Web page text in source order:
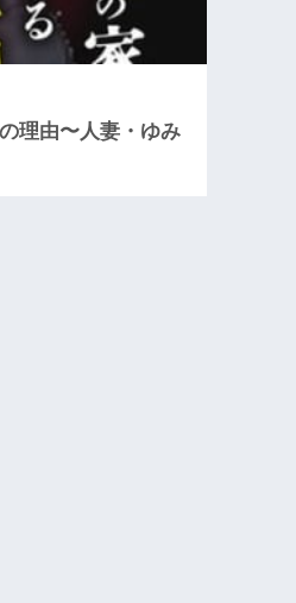
理由〜人妻・ゆみ